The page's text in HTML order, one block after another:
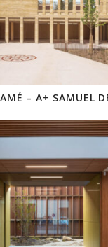
– A+ SAMUEL